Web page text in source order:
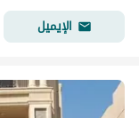
الإيميل